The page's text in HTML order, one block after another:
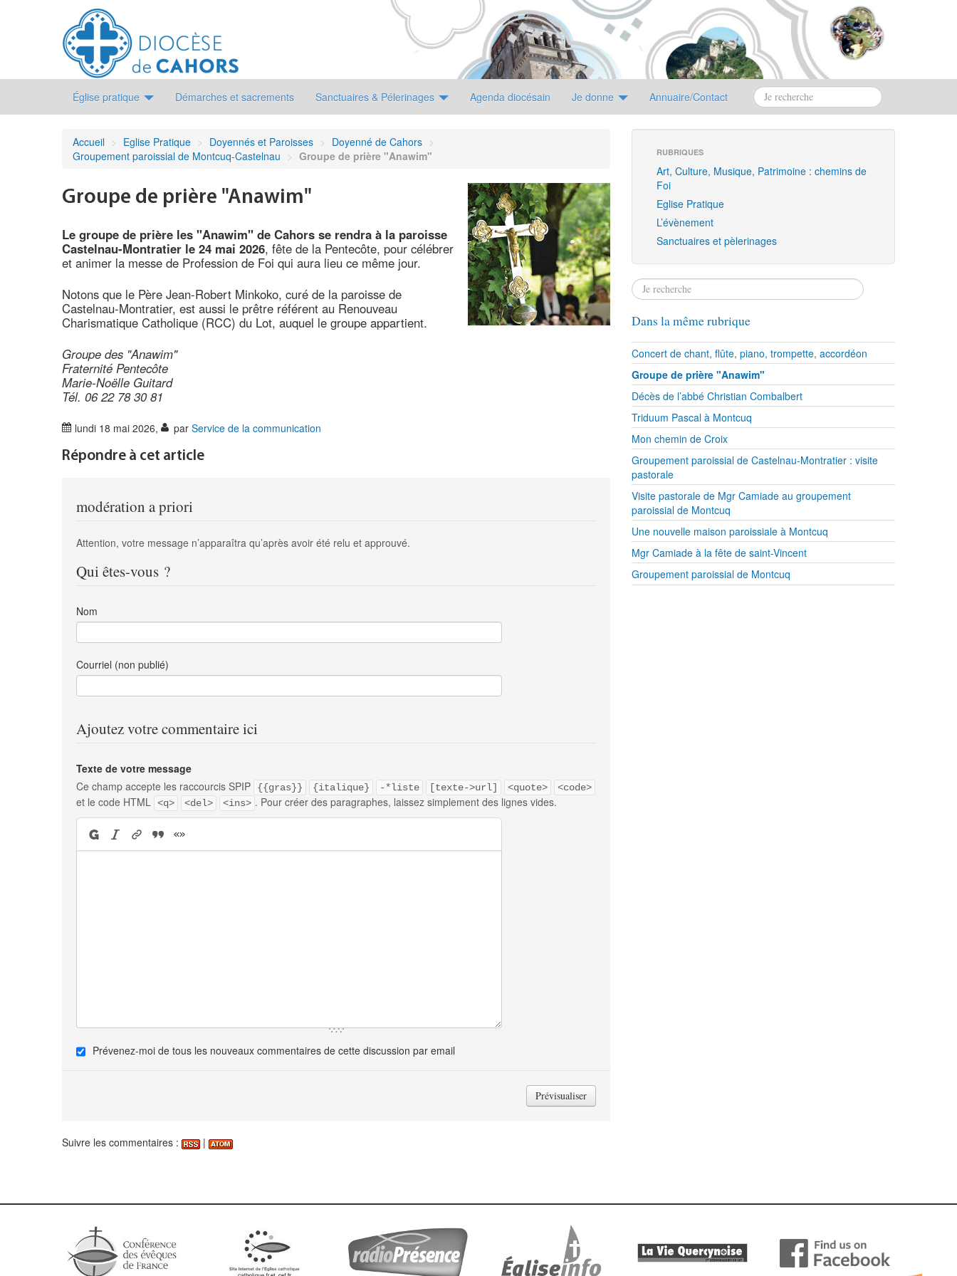
Église pratique Démarches et sacrements Sanctuaires & Pélerinages Agenda diocésain Je donne Annuaire/Contact
Accueil > Eglise Pratique > Doyennés et Paroisses > Doyenné de Cahors >
Groupement paroissial de Montcuq-Castelnau > Groupe de prière "Anawim"
Groupe de prière "Anawim"
Le groupe de prière les "Anawim" de Cahors se rendra à la paroisse
Castelnau-Montratier le 24 mai 2026, fête de la Pentecôte, pour célébrer
et animer la messe de Profession de Foi qui aura lieu ce même jour.
Notons que le Père Jean-Robert Minkoko, curé de la paroisse de
Castelnau-Montratier, est aussi le prêtre référent au Renouveau
Charismatique Catholique (RCC) du Lot, auquel le groupe appartient.
Groupe des "Anawim"
Fraternité Pentecôte
Marie-Noëlle Guitard
Tél. 06 22 78 30 81
lundi 18 mai 2026, par Service de la communication
Répondre à cet article
modération a priori
Attention, votre message n’apparaîtra qu’après avoir été relu et approuvé.
Qui êtes-vous ?
Nom
Courriel (non publié)
Ajoutez votre commentaire ici
Texte de votre message
Ce champ accepte les raccourcis SPIP
{{gras}} {italique} -*liste [texte->url] <quote> <code>
et le code HTML <q> <del> <ins> . Pour créer des paragraphes, laissez simplement des lignes vides.
Prévenez-moi de tous les nouveaux commentaires de cette discussion par email
Suivre les commentaires : |
RUBRIQUES
Art, Culture, Musique, Patrimoine : chemins de
Foi
Eglise Pratique
L’évènement
Sanctuaires et pèlerinages
Dans la même rubrique
Concert de chant, flûte, piano, trompette, accordéon
Groupe de prière "Anawim"
Décès de l’abbé Christian Combalbert
Triduum Pascal à Montcuq
Mon chemin de Croix
Groupement paroissial de Castelnau-Montratier : visite
pastorale
Visite pastorale de Mgr Camiade au groupement
paroissial de Montcuq
Une nouvelle maison paroissiale à Montcuq
Mgr Camiade à la fête de saint-Vincent
Groupement paroissial de Montcuq